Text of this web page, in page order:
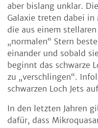
aber bislang unklar.
Galaxie treten dabei in
die aus einem
„normalen“ Stern
einander und sobald
beginnt das schwarze
zu „verschlingen“.
schwarzen Loch Jets
In den letzten Jahren
dafür, dass